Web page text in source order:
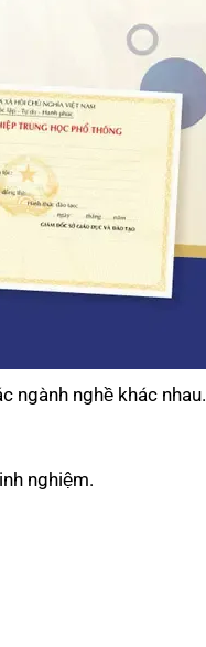
ngành nghề khác nhau.
nghiệm.